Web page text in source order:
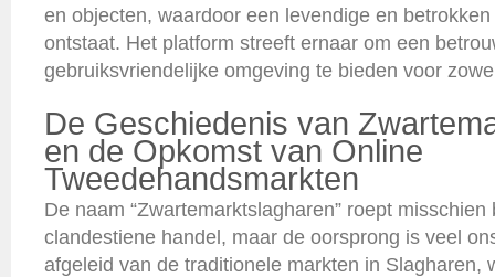
en objecten, waardoor een levendige en
ontstaat. Het platform streeft ernaar om een
gebruiksvriendelijke omgeving te bieden voor
De Geschiedenis van
en de Opkomst van Online
Tweedehandsmarkten
De naam “Zwartemarktslagharen” roept
clandestiene handel, maar de oorsprong is veel
afgeleid van de traditionele markten in Slagharen,